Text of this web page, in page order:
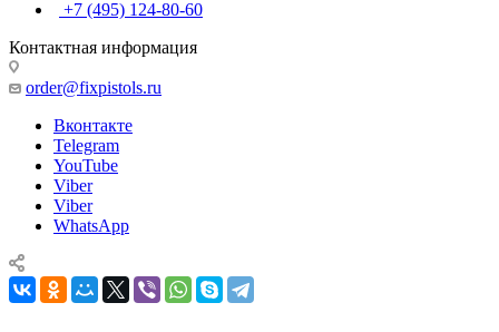
+7 (495) 124-80-60
Контактная информация
order@fixpistols.ru
Вконтакте
Telegram
YouTube
Viber
Viber
WhatsApp